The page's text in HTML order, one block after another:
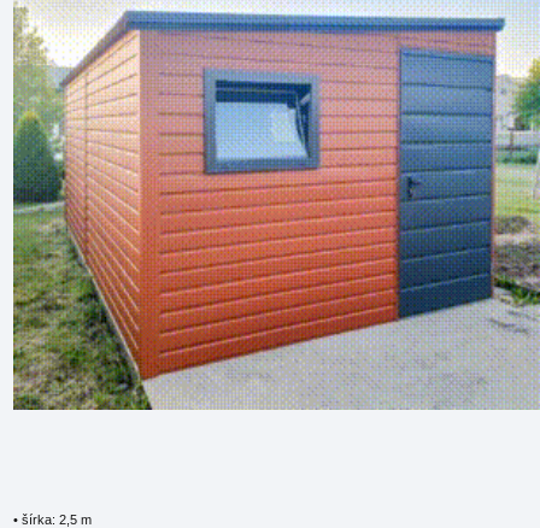
• šírka: 2,5 m